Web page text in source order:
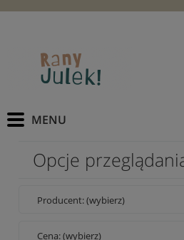
Opcje
Producent: (wybierz)
Cena: (wybierz)